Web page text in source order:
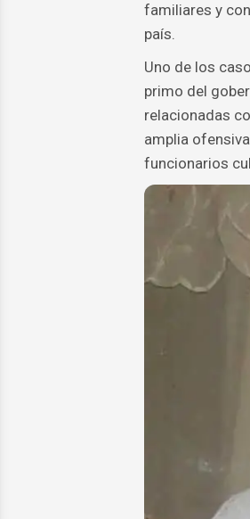
familiares y
país.
Uno de los
primo del
relacionadas
amplia
funcionarios